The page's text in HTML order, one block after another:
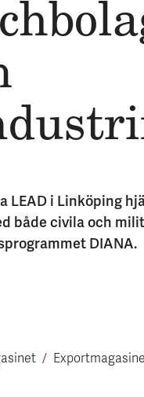
LEAD i Linköping
både civila och
DIANA.